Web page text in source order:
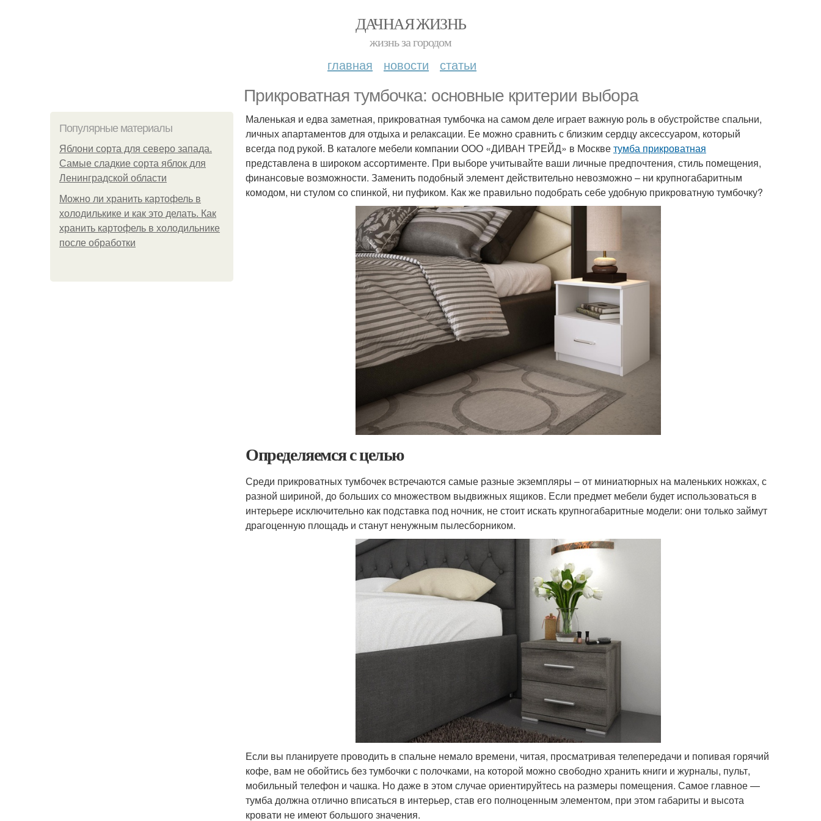
ДАЧНАЯ ЖИЗНЬ
жизнь за городом
главная новости статьи
Прикроватная тумбочка: основные критерии выбора
Популярные материалы
Яблони сорта для северо запада.
Самые сладкие сорта яблок для
Ленинградской области
Можно ли хранить картофель в
холодилькике и как это делать. Как
хранить картофель в холодильнике
после обработки
Маленькая и едва заметная, прикроватная тумбочка на самом деле играет важную роль в обустройстве спальни,
личных апартаментов для отдыха и релаксации. Ее можно сравнить с близким сердцу аксессуаром, который
всегда под рукой. В каталоге мебели компании ООО «ДИВАН ТРЕЙД» в Москветумба прикроватная
представлена в широком ассортименте. При выборе учитывайте ваши личные предпочтения, стиль помещения,
финансовые возможности. Заменить подобный элемент действительно невозможно – ни крупногабаритным
комодом, ни стулом со спинкой, ни пуфиком. Как же правильно подобрать себе удобную прикроватную тумбочку?
Определяемся с целью
Среди прикроватных тумбочек встречаются самые разные экземпляры – от миниатюрных на маленьких ножках, с
разной шириной, до больших со множеством выдвижных ящиков. Если предмет мебели будет использоваться в
интерьере исключительно как подставка под ночник, не стоит искать крупногабаритные модели: они только займут
драгоценную площадь и станут ненужным пылесборником.
Если вы планируете проводить в спальне немало времени, читая, просматривая телепередачи и попивая горячий
кофе, вам не обойтись без тумбочки с полочками, на которой можно свободно хранить книги и журналы, пульт,
мобильный телефон и чашка. Но даже в этом случае ориентируйтесь на размеры помещения. Самое главное —
тумба должна отлично вписаться в интерьер, став его полноценным элементом, при этом габариты и высота
кровати не имеют большого значения.